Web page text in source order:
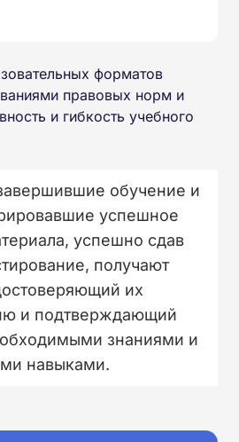
форматов
правовых норм и
и гибкость учебного
обучение и
успешное
успешно сдав
получают
их
и подтверждающий
знаниями и
навыками.